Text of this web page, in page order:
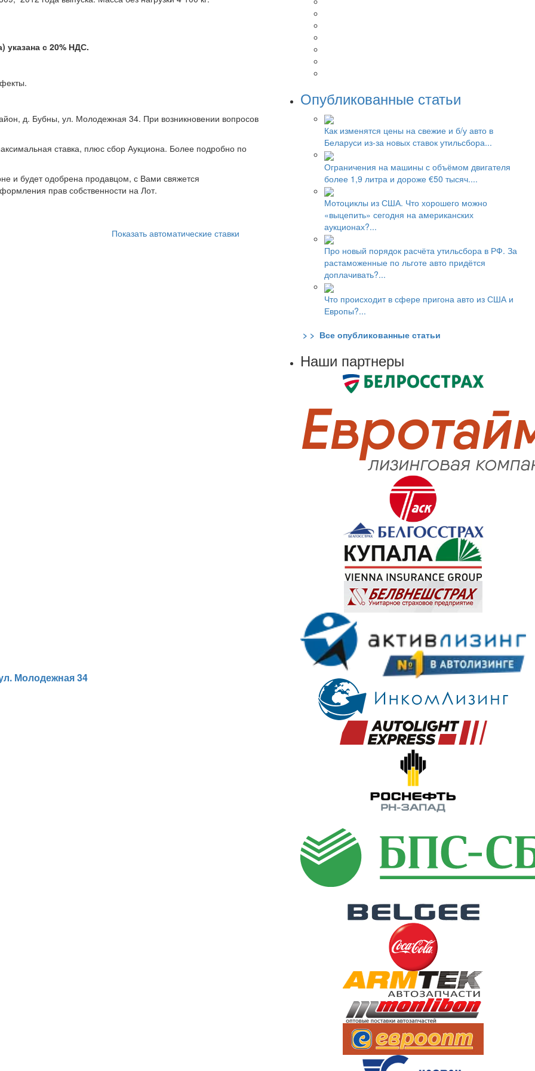
с 20% НДС.
д. Бубны, ул. Молодежная 34. При возникновении вопросов
99 11.
ставка, плюс сбор Аукциона. Более подробно по
и будет одобрена продавцом, с Вами свяжется
прав собственности на Лот.
Показать автоматические ставки
Молодежная 34
Опубликованные статьи
Как изменятся цены на свежие и б/у авто в
Беларуси из-за новых ставок утильсбора...
Ограничения на машины с объёмом двигателя
более 1,9 литра и дороже €50 тысяч....
Мотоциклы из США. Что хорошего можно
«выцепить» сегодня на американских
аукционах?...
Про новый порядок расчёта утильсбора в РФ. За
растаможенные по льготе авто придётся
доплачивать?...
Что происходит в сфере пригона авто из США и
Европы?...
> > Все опубликованные статьи
Наши партнеры